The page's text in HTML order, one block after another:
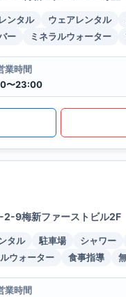
ンタル ウェアレンタル
ー ミネラルウォーター
業時間
〜23:00
2-9梅新ファーストビル2F
タル 駐車場 シャワー
ウォーター 食事指導
業時間